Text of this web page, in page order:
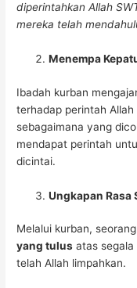
diperintahkan Allah
mereka telah
Menempa
Ibadah kurban
terhadap perintah
sebagaimana yang
mendapat perintah
dicintai.
Ungkapan Rasa
Melalui kurban,
yang tulus atas segala
telah Allah limpahkan.